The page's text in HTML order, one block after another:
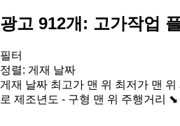
광고 912개: 고가작업
필터
정렬: 게재 날짜
게재 날짜 최고가 맨 위 최저가 맨 위
로 제조년도 - 구형 맨 위 주행거리 ⬊